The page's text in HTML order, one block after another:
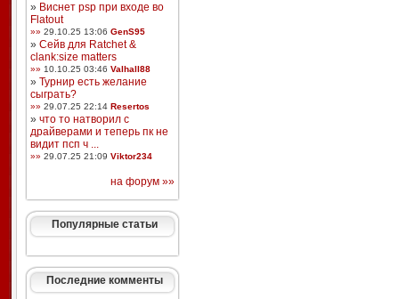
» Виснет psp при входе во
Flatout
»» 29.10.25 13:06 GenS95
» Сейв для Ratchet &
clank:size matters
»» 10.10.25 03:46 Valhall88
» Турнир есть желание
сыграть?
»» 29.07.25 22:14 Resertos
» что то натворил с
драйверами и теперь пк не
видит псп ч ...
»» 29.07.25 21:09 Viktor234
на форум »»
Популярные статьи
Последние комменты